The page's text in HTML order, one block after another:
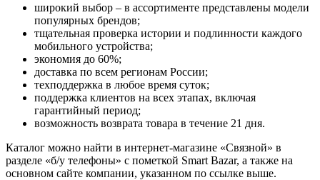
широкий выбор – в ассортименте представлены модели
популярных брендов;
тщательная проверка истории и подлинности каждого
мобильного устройства;
экономия до 60%;
доставка по всем регионам России;
техподдержка в любое время суток;
поддержка клиентов на всех этапах, включая
гарантийный период;
возможность возврата товара в течение 21 дня.
Каталог можно найти в интернет-магазине «Связной» в
разделе «б/у телефоны» с пометкой Smart Bazar, а также на
основном сайте компании, указанном по ссылке выше.